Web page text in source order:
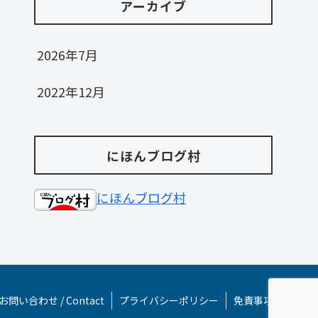
アーカイブ
2026年7月
2022年12月
にほんブログ村
にほんブログ村
お問い合わせ / Contact プライバシーポリシー
免責事項